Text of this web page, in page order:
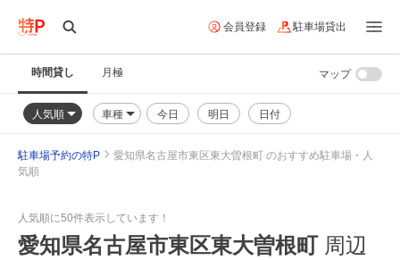
会員登録 駐車場貸出
時間貸し 月極
人気順 車種 今日 明日 日付
マップ
駐車場予約の特P
愛知県名古屋市東区東大曽根町 のおすすめ駐車場・人
気順
人気順に50件表示しています！
愛知県名古屋市東区東大曽根町周辺